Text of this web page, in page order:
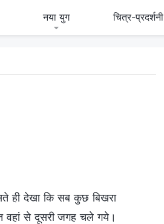
नया युग चित्र-प्रदर्शनी
ही देखा कि सब कुछ बिखरा
वहां से दूसरी जगह चले गये।